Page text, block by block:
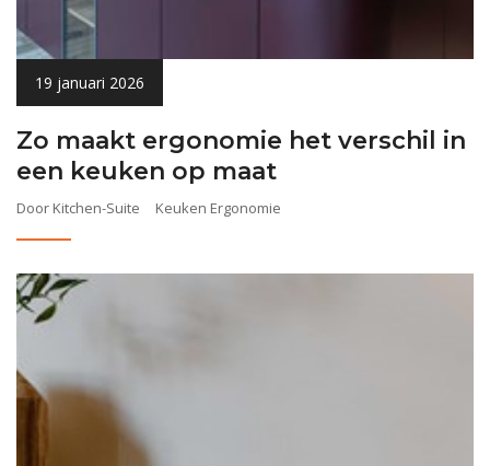
19 januari 2026
Zo maakt ergonomie het verschil in
een keuken op maat
Door Kitchen-Suite Keuken Ergonomie